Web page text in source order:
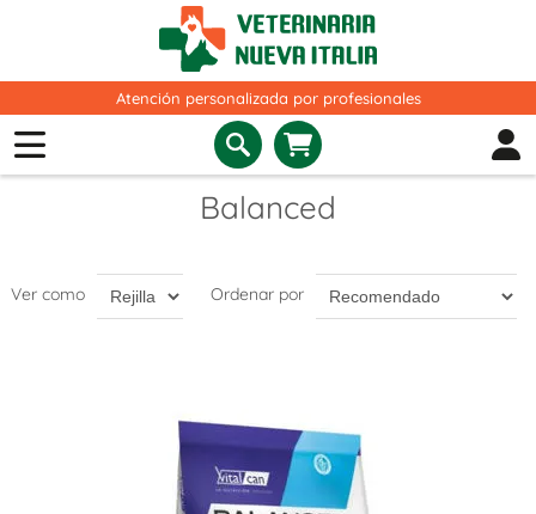
Atención personalizada por profesionales
Balanced
Ver como Ordenar por